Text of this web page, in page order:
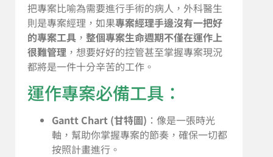
把專案比喻為需要進行手術的病人，外科醫生
則是專案經理，如果專案經理手邊沒有一把好
的專案工具 ， 整個專案生命週期不僅在運作上
很難管理 ，想要好好的控管甚至掌握專案現況
都將是一件十分辛苦的工作。
運作專案必備工具：
Gantt Chart (甘特圖) ：像是一張時光
軸，幫助你掌握專案的節奏，確保一切都
按照計畫進行。